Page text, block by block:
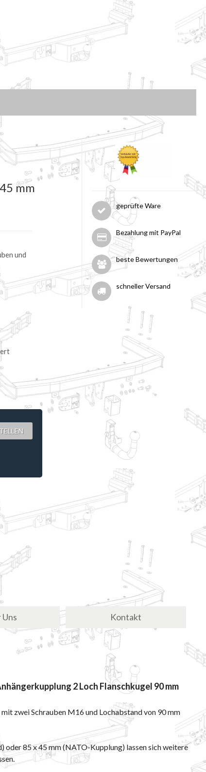
mm
und
geprüfte Ware
Bezahlung mit PayPal
beste Bewertungen
schneller Versand
Uns Kontakt
2 Loch Flanschkugel 90 mm
zwei Schrauben M16 und Lochabstand von 90 mm
oder 85 x 45 mm (NATO-Kupplung) lassen sich weitere